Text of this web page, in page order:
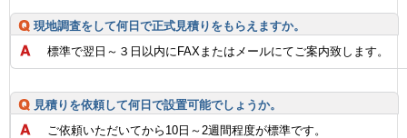
現地調査をして何日で正式見積りをもらえますか。
標準で翌日～３日以内にFAXまたはメールにてご案内致します。
見積りを依頼して何日で設置可能でしょうか。
ご依頼いただいてから10日～2週間程度が標準です。